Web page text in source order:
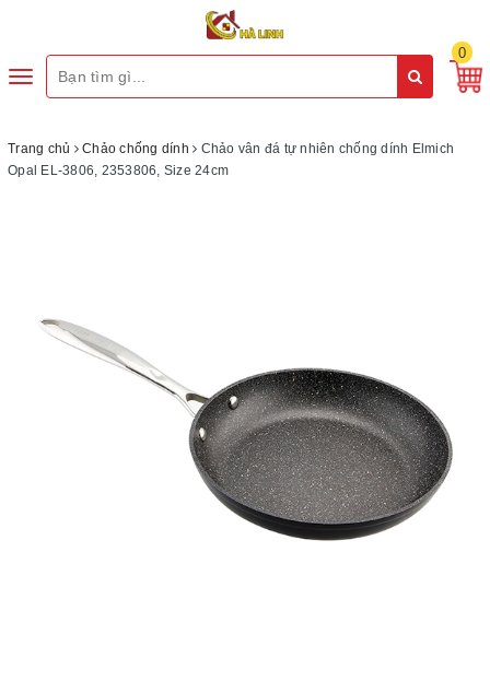
Toggle
0
Trang chủ Chảo chống dính
Chảo vân đá tự nhiên chống dính Elmich
Opal EL-3806, 2353806, Size 24cm